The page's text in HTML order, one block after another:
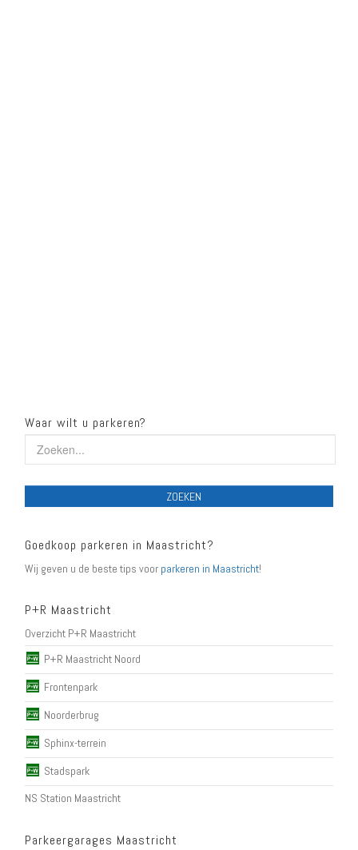
Waar wilt u parkeren?
ZOEKEN
Goedkoop parkeren in Maastricht?
Wij geven u de beste tips voor parkeren in Maastricht!
P+R Maastricht
Overzicht P+R Maastricht
P+R Maastricht Noord
Frontenpark
Noorderbrug
Sphinx-terrein
Stadspark
NS Station Maastricht
Parkeergarages Maastricht